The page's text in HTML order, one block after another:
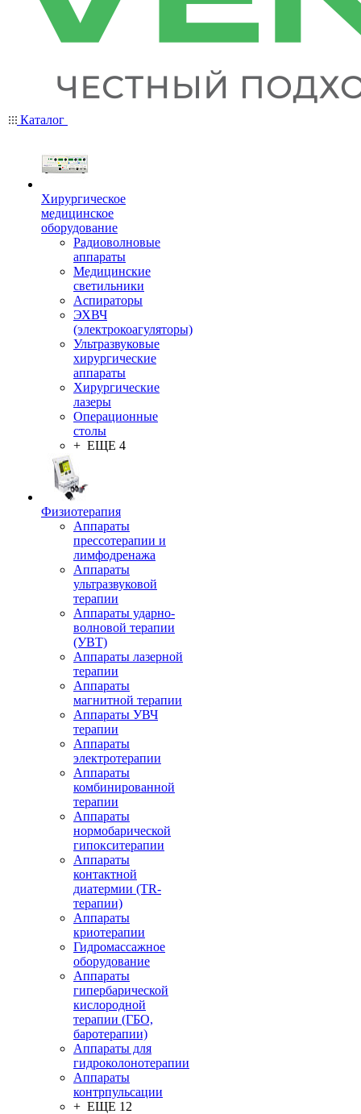
Каталог
Хирургическое
медицинское
оборудование
Радиоволновые
аппараты
Медицинские
светильники
Аспираторы
ЭХВЧ
(электрокоагуляторы)
Ультразвуковые
хирургические
аппараты
Хирургические
лазеры
Операционные
столы
+ ЕЩЕ 4
Физиотерапия
Аппараты
прессотерапии и
лимфодренажа
Аппараты
ультразвуковой
терапии
Аппараты ударно-
волновой терапии
(УВТ)
Аппараты лазерной
терапии
Аппараты
магнитной терапии
Аппараты УВЧ
терапии
Аппараты
электротерапии
Аппараты
комбинированной
терапии
Аппараты
нормобарической
гипокситерапии
Аппараты
контактной
диатермии (TR-
терапии)
Аппараты
криотерапии
Гидромассажное
оборудование
Аппараты
гипербарической
кислородной
терапии (ГБО,
баротерапии)
Аппараты для
гидроколонотерапии
Аппараты
контрпульсации
+ ЕЩЕ 12